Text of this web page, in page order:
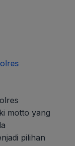
motto yang
pilihan